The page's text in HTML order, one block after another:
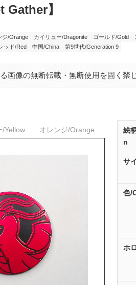
】
ジ/Orange カイリュー/Dragonite ゴールド/Gold
ッド/Red 中国/China 第9世代/Generation 9
画像の無断転載・無断使用を固く禁
/Yellow オレンジ/Orange
絵
n
サ
色/
ホ